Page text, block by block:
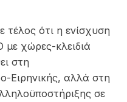
ότι η ενίσχυση
χώρες-κλειδιά
στη
Ειρηνικής, αλλά στη
σε